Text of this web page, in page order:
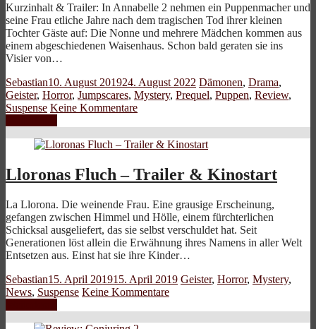
Kurzinhalt & Trailer: In Annabelle 2 nehmen ein Puppenmacher und
seine Frau etliche Jahre nach dem tragischen Tod ihrer kleinen
Tochter Gäste auf: Die Nonne und mehrere Mädchen kommen aus
einem abgeschiedenen Waisenhaus. Schon bald geraten sie ins
Visier von…
Sebastian10. August 201924. August 2022 Dämonen, Drama,
Geister, Horror, Jumpscares, Mystery, Prequel, Puppen, Review,
Suspense Keine Kommentare
Lloronas Fluch – Trailer & Kinostart
La Llorona. Die weinende Frau. Eine grausige Erscheinung,
gefangen zwischen Himmel und Hölle, einem fürchterlichen
Schicksal ausgeliefert, das sie selbst verschuldet hat. Seit
Generationen löst allein die Erwähnung ihres Namens in aller Welt
Entsetzen aus. Einst hat sie ihre Kinder…
Sebastian15. April 201915. April 2019 Geister, Horror, Mystery,
News, Suspense Keine Kommentare